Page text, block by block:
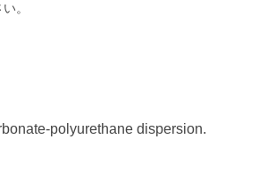
。
polyurethane dispersion.